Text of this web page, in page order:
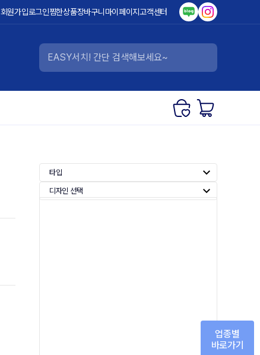
회원가입로그인찜한상품장바구니 마이페이지고객센터
타입
디자인 선택
업종별
바로가기